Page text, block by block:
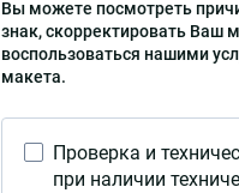
Вы можете посмотреть
знак, скорректировать Ваш
воспользоваться нашими
макета.
Проверка и
при наличии